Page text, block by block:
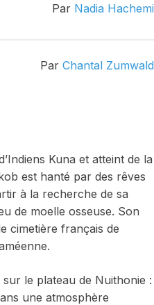
Par Nadia Hachemi
Par Chantal Zumwald
Kuna et atteint de la
est hanté par des rêves
à la recherche de sa
de moelle osseuse. Son
cimetière français de
le plateau de Nuithonie :
une atmosphère